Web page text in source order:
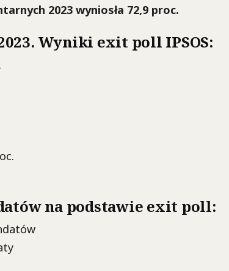
2023 wyniosła 72,9 proc.
Wyniki exit poll IPSOS:
na podstawie exit poll: